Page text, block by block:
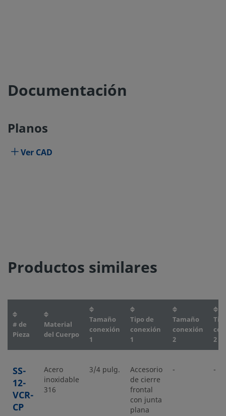
Documentación
Planos
Ver CAD
Productos similares
# de
Pieza
Material
del Cuerpo
Tamaño
conexión
1
Tipo de
conexión
1
Tamaño
conexión
2
2
SS-
12-
VCR-
CP
Acero
inoxidable
316
3/4 pulg.
Accesorio
de cierre
frontal
con junta
plana
- -